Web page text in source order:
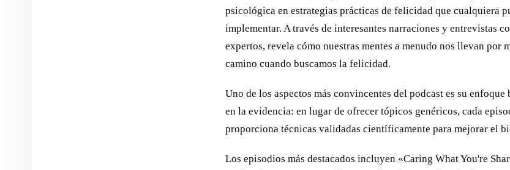
psicológica en estrategias prácticas de felicidad que cualquiera
implementar. A través de interesantes narraciones y entrevistas
expertos, revela cómo nuestras mentes a menudo nos llevan por
camino cuando buscamos la felicidad.
Uno de los aspectos más convincentes del podcast es su enfoque
en la evidencia: en lugar de ofrecer tópicos genéricos, cada
proporciona técnicas validadas científicamente para mejorar el
Los episodios más destacados incluyen «Caring What You're